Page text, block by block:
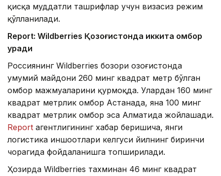
қисқа муддатли ташрифлар учун визасиз режим
қўлланилади.
Report: Wildberries Қозоғистонда иккита омбор
қуради
Россиянинг Wildberries бозори Қозоғистонда
умумий майдони 260 минг квадрат метр бўлган
омбор мажмуаларини қурмоқда. Улардан 160 минг
квадрат метрлик омбор Астанада, яна 100 минг
квадрат метрлик омбор эса Алматида жойлашади.
Report агентлигининг хабар беришича, янги
логистика иншоотлари келгуси йилнинг биринчи
чорагида фойдаланишга топширилади.
Ҳозирда Wildberries тахминан 46 минг квадрат